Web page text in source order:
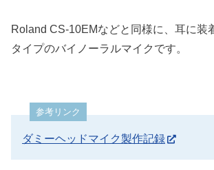
Roland CS-10EMなどと同様に、耳に装
タイプのバイノーラルマイクです。
参考リンク
ダミーヘッドマイク製作記録